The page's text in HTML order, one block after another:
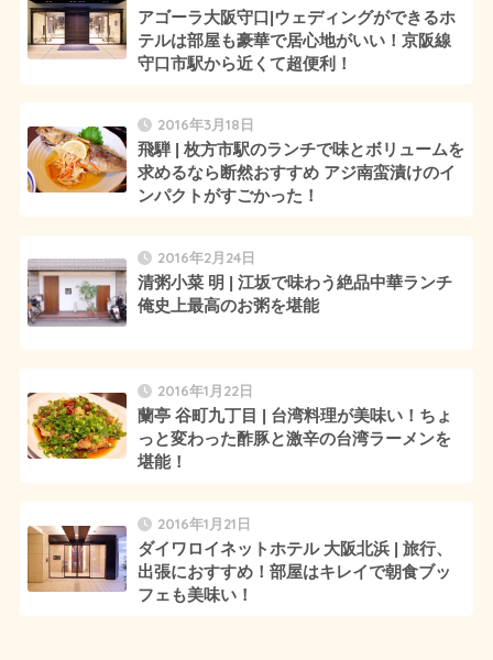
アゴーラ大阪守口|ウェディングができるホ
テルは部屋も豪華で居心地がいい！京阪線
守口市駅から近くて超便利！
2016年3月18日
飛騨 | 枚方市駅のランチで味とボリュームを
求めるなら断然おすすめ アジ南蛮漬けのイ
ンパクトがすごかった！
2016年2月24日
清粥小菜 明 | 江坂で味わう絶品中華ランチ
俺史上最高のお粥を堪能
2016年1月22日
蘭亭 谷町九丁目 | 台湾料理が美味い！ちょ
っと変わった酢豚と激辛の台湾ラーメンを
堪能！
2016年1月21日
ダイワロイネットホテル 大阪北浜 | 旅行、
出張におすすめ！部屋はキレイで朝食ブッ
フェも美味い！